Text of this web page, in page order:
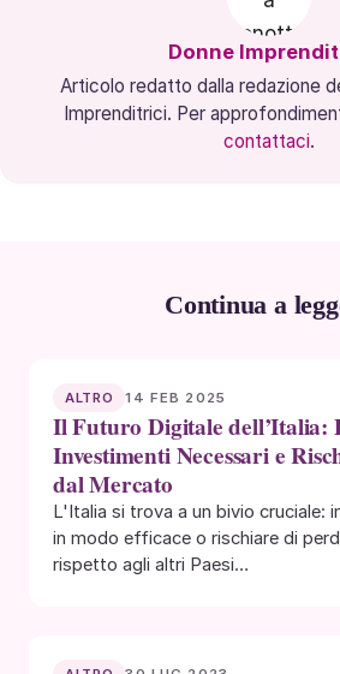
Donne
Articolo redatto dalla redazione
Imprenditrici. Per
contattaci.
Continua a
ALTRO 14 FEB 2025
Il Futuro Digitale dell’Italia:
Investimenti Necessari e
dal Mercato
L'Italia si trova a un bivio cruciale:
in modo efficace o rischiare di
rispetto agli altri Paesi…